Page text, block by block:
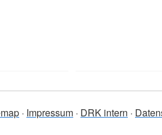
Impressum DRK intern